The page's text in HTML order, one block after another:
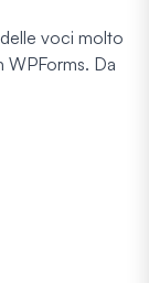
voci molto
Da